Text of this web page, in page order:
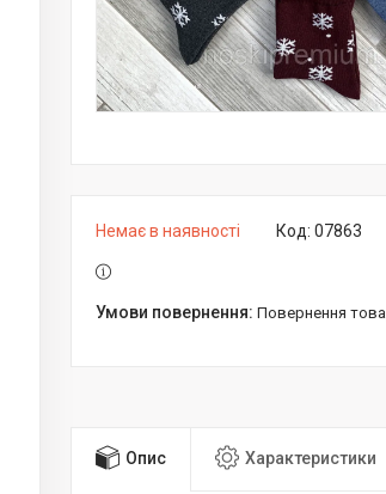
Немає в наявності Код: 07863
повернення
Опис Характеристики